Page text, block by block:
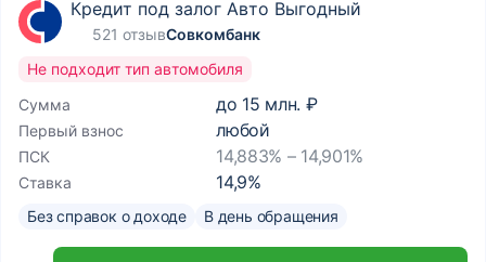
Кредит под залог Авто Выгодный
521 отзывСовкомбанк
Сумма до 15 млн. ₽
Первый взнос любой
ПСК 14,883% – 14,901%
Ставка 14,9%
Не подходит тип автомобиля
Без справок о доходе В день обращения